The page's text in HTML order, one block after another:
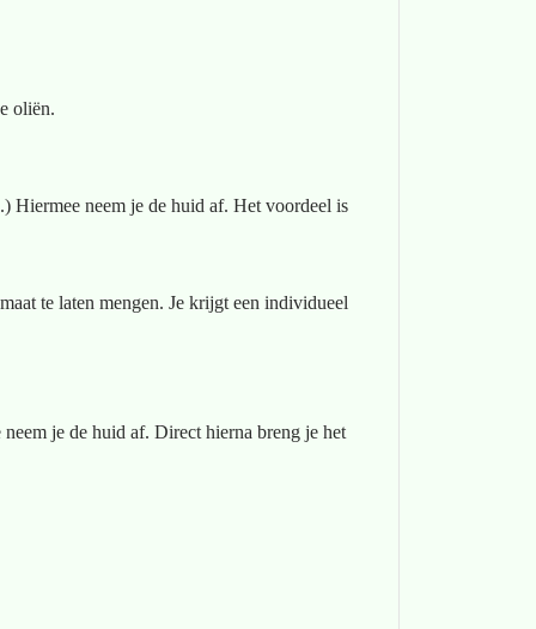
oliën.
Hiermee neem je de huid af. Het voordeel is
te laten mengen. Je krijgt een individueel
je de huid af. Direct hierna breng je het